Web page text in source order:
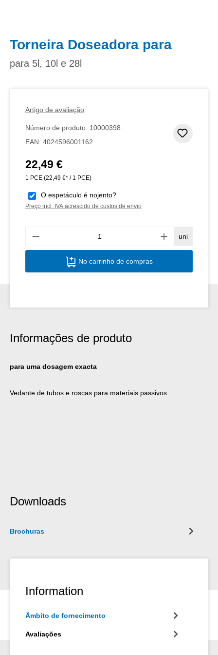
Torneira Doseadora para
para 5l, 10l e 28l
Artigo de avaliação
Número de produto: 10000398
EAN: 4024596001162
Preço normal:
22,49 €
1 PCE (22,49 €* / 1 PCE)
O espetáculo é nojento?
Preço incl. IVA acrescido de custos de envio
uni
No carrinho de compras
Informações de produto
para uma dosagem exacta
Vedante de tubos e roscas para materiais passivos
Downloads
Brochuras
Information
Âmbito de fornecimento
Avaliações